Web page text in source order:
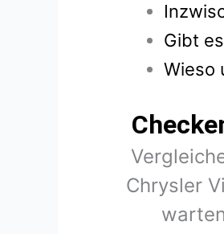
Gibt
Wieso
Chrysler